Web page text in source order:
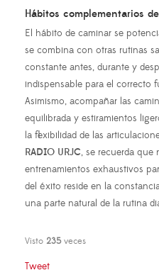
Hábitos complementarios
El hábito de caminar se
se combina con otras rutinas
constante antes, durante y
indispensable para el correcto
Asimismo, acompañar las
equilibrada y estiramientos
la flexibilidad de las
RADIO URJC, se recuerda que
entrenamientos exhaustivos
del éxito reside en la
una parte natural de la rutina
Visto 235veces
Tweet